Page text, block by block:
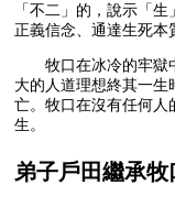
「不二」的，說示「
正義信念、通達生死本
牧口在冰冷的牢獄
大的人道理想終其一
亡。牧口在沒有任何人
生。
弟子戶田繼承